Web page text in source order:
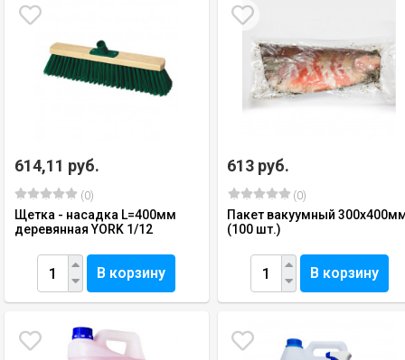
614,11 руб.
(0)
Щетка - насадка L=400мм
деревянная YORK 1/12
В корзину
613 руб.
(0)
Пакет вакуумный
(100 шт.)
В корзину